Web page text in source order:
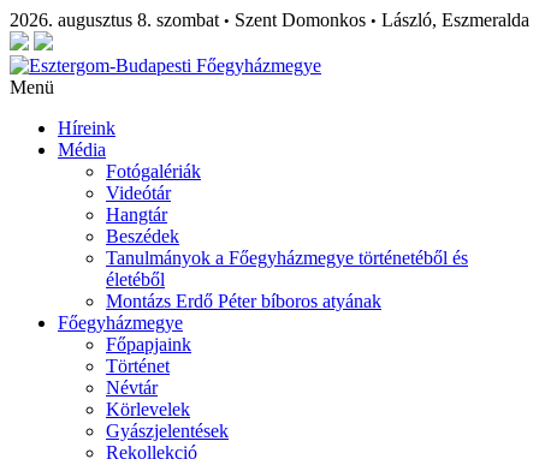
2026. augusztus 8. szombat • Szent Domonkos • László, Eszmeralda
Menü
Híreink
Média
Fotógalériák
Videótár
Hangtár
Beszédek
Tanulmányok a Főegyházmegye történetéből és
életéből
Montázs Erdő Péter bíboros atyának
Főegyházmegye
Főpapjaink
Történet
Névtár
Körlevelek
Gyászjelentések
Rekollekció